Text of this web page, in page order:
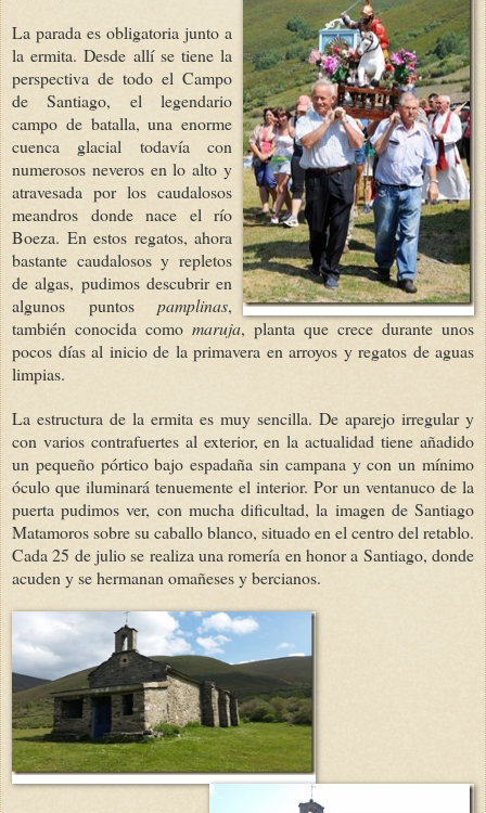
La parada es obligatoria junto a
la ermita. Desde allí se tiene la
perspectiva de todo el Campo
de Santiago, el legendario
campo de batalla, una enorme
cuenca glacial todavía con
numerosos neveros en lo alto y
atravesada por los caudalosos
meandros donde nace el río
Boeza. En estos regatos, ahora
bastante caudalosos y repletos
de algas, pudimos descubrir en
algunos puntos pamplinas,
también conocida como maruja, planta que crece durante unos
pocos días al inicio de la primavera en arroyos y regatos de aguas
limpias.
La estructura de la ermita es muy sencilla. De aparejo irregular y
con varios contrafuertes al exterior, en la actualidad tiene añadido
un pequeño pórtico bajo espadaña sin campana y con un mínimo
óculo que iluminará tenuemente el interior. Por un ventanuco de la
puerta pudimos ver, con mucha dificultad, la imagen de Santiago
Matamoros sobre su caballo blanco, situado en el centro del retablo.
Cada 25 de julio se realiza una romería en honor a Santiago, donde
acuden y se hermanan omañeses y bercianos.